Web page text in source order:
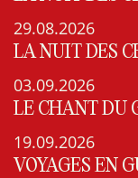
29.08.2026
LA NUIT DES
03.09.2026
LE CHANT DU
19.09.2026
VOYAGES EN